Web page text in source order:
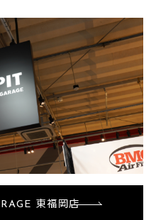
東福岡店